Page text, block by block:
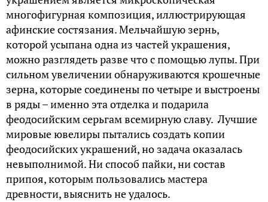
многофигурная композиция, иллюстрирующая
афинские состязания. Мельчайшую зернь,
которой усыпана одна из частей украшения,
можно разглядеть разве что с помощью лупы. При
сильном увеличении обнаруживаются крошечные
зерна, которые соединены по четыре и выстроены
в ряды – именно эта отделка и подарила
феодосийским серьгам всемирную славу. Лучшие
мировые ювелиры пытались создать копии
феодосийских украшений, но задача оказалась
невыполнимой. Ни способ пайки, ни состав
припоя, которым пользовались мастера
древности, выяснить не удалось.